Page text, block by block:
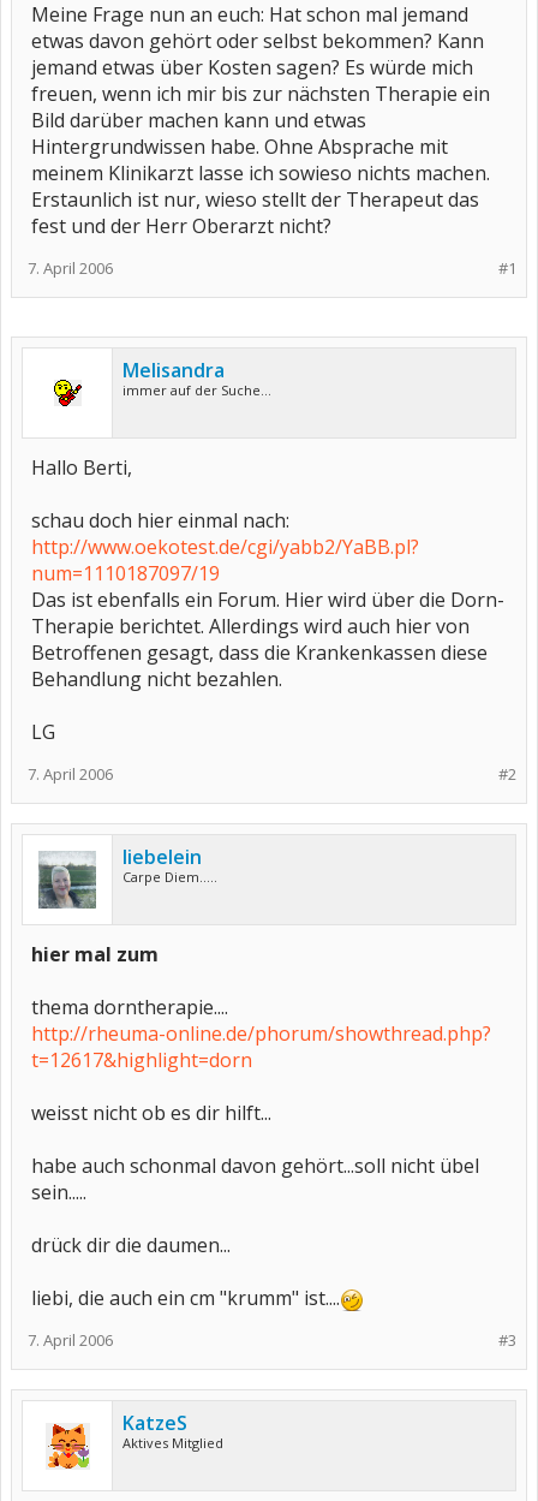
Meine Frage nun an euch: Hat schon mal jemand
etwas davon gehört oder selbst bekommen? Kann
jemand etwas über Kosten sagen? Es würde mich
freuen, wenn ich mir bis zur nächsten Therapie ein
Bild darüber machen kann und etwas
Hintergrundwissen habe. Ohne Absprache mit
meinem Klinikarzt lasse ich sowieso nichts machen.
Erstaunlich ist nur, wieso stellt der Therapeut das
fest und der Herr Oberarzt nicht?
#1
7. April 2006
Melisandra
immer auf der Suche...
Hallo Berti,
schau doch hier einmal nach:
http://www.oekotest.de/cgi/yabb2/YaBB.pl?
num=1110187097/19
Das ist ebenfalls ein Forum. Hier wird über die Dorn-
Therapie berichtet. Allerdings wird auch hier von
Betroffenen gesagt, dass die Krankenkassen diese
Behandlung nicht bezahlen.
LG
#2
7. April 2006
liebelein
Carpe Diem.....
hier mal zum
thema dorntherapie....
http://rheuma-online.de/phorum/showthread.php?
t=12617&highlight=dorn
weisst nicht ob es dir hilft...
habe auch schonmal davon gehört...soll nicht übel
sein.....
drück dir die daumen...
liebi, die auch ein cm "krumm" ist....
#3
7. April 2006
KatzeS
Aktives Mitglied